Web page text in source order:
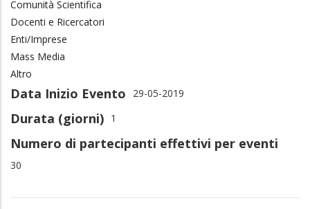
Comunità Scientifica
Docenti e Ricercatori
Enti/Imprese
Mass Media
Altro
Data Inizio Evento 29-05-2019
Durata (giorni) 1
Numero di partecipanti effettivi per eventi
30